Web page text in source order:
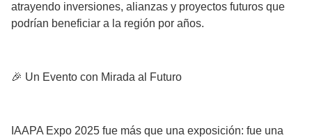
atrayendo inversiones, alianzas y proyectos futuros que
podrían beneficiar a la región por años.
🎉 Un Evento con Mirada al Futuro
IAAPA Expo 2025 fue más que una exposición: fue una